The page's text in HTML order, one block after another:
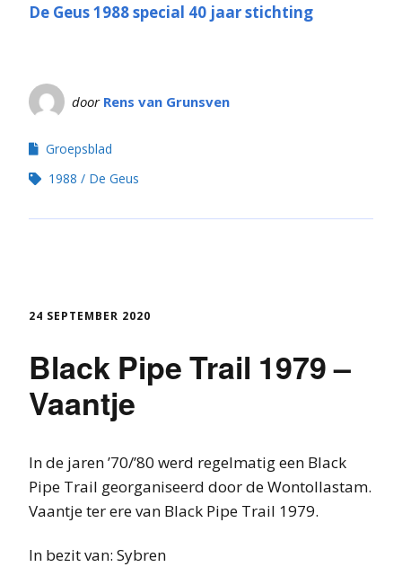
De Geus 1988 special 40 jaar stichting
door Rens van Grunsven
Groepsblad
1988
De Geus
24 SEPTEMBER 2020
Black Pipe Trail 1979 –
Vaantje
In de jaren ’70/’80 werd regelmatig een Black
Pipe Trail georganiseerd door de Wontollastam.
Vaantje ter ere van Black Pipe Trail 1979.
In bezit van: Sybren